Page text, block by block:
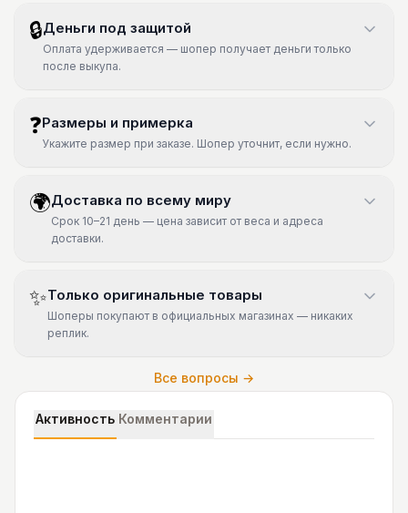
🔒Деньги под защитой
Оплата удерживается — шопер получает деньги только
после выкупа.
❓Размеры и примерка
Укажите размер при заказе. Шопер уточнит, если нужно.
🌍Доставка по всему миру
Срок 10–21 день — цена зависит от веса и адреса
доставки.
✨Только оригинальные товары
Шоперы покупают в официальных магазинах — никаких
реплик.
Все вопросы →
Активность Комментарии